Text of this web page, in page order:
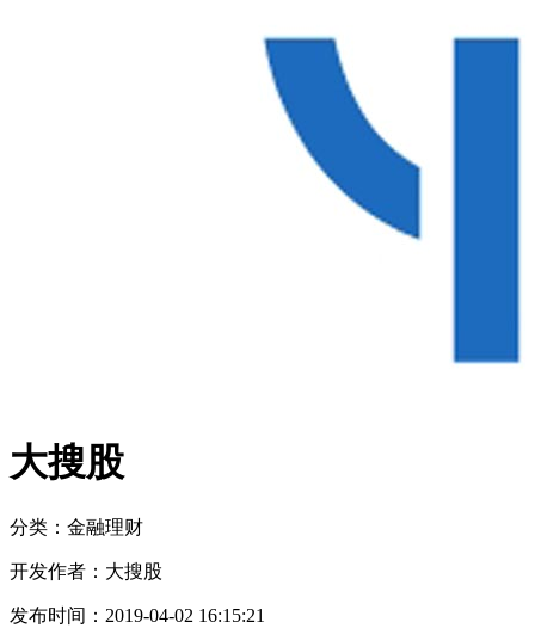
大搜股
分类：金融理财
开发作者： 大搜股
发布时间： 2019-04-02 16:15:21